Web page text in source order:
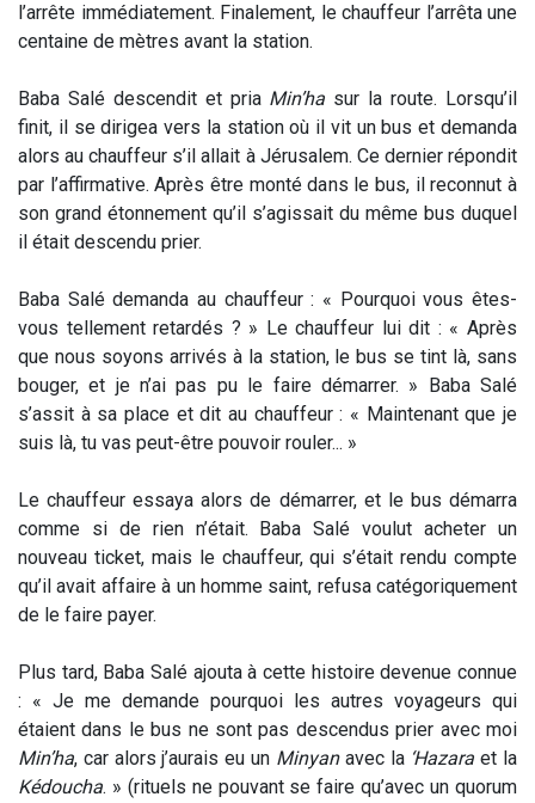
l’arrête immédiatement. Finalement, le chauffeur l’arrêta une
centaine de mètres avant la station.
Baba Salé descendit et pria Min’ha sur la route. Lorsqu’il
finit, il se dirigea vers la station où il vit un bus et demanda
alors au chauffeur s’il allait à Jérusalem. Ce dernier répondit
par l’affirmative. Après être monté dans le bus, il reconnut à
son grand étonnement qu’il s’agissait du même bus duquel
il était descendu prier.
Baba Salé demanda au chauffeur : « Pourquoi vous êtes-
vous tellement retardés ? » Le chauffeur lui dit : « Après
que nous soyons arrivés à la station, le bus se tint là, sans
bouger, et je n’ai pas pu le faire démarrer. » Baba Salé
s’assit à sa place et dit au chauffeur : « Maintenant que je
suis là, tu vas peut-être pouvoir rouler... »
Le chauffeur essaya alors de démarrer, et le bus démarra
comme si de rien n’était. Baba Salé voulut acheter un
nouveau ticket, mais le chauffeur, qui s’était rendu compte
qu’il avait affaire à un homme saint, refusa catégoriquement
de le faire payer.
Plus tard, Baba Salé ajouta à cette histoire devenue connue
: « Je me demande pourquoi les autres voyageurs qui
étaient dans le bus ne sont pas descendus prier avec moi
Min’ha, car alors j’aurais eu un Minyanavec la ‘Hazara et la
Kédoucha. » (rituels ne pouvant se faire qu’avec un quorum